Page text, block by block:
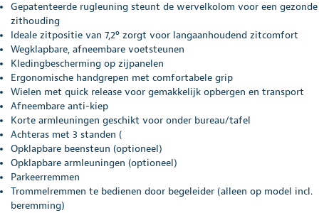
Gepatenteerde rugleuning steunt de wervelkolom voor een gezonde
zithouding
Ideale zitpositie van 7,2º zorgt voor langaanhoudend zitcomfort
Wegklapbare, afneembare voetsteunen
Kledingbescherming op zijpanelen
Ergonomische handgrepen met comfortabele grip
Wielen met quick release voor gemakkelijk opbergen en transport
Afneembare anti-kiep
Korte armleuningen geschikt voor onder bureau/tafel
Achteras met 3 standen (
Opklapbare beensteun (optioneel)
Opklapbare armleuningen (optioneel)
Parkeerremmen
Trommelremmen te bedienen door begeleider (alleen op model incl.
beremming)